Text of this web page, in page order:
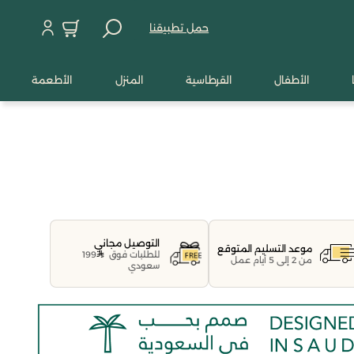
حمل تطبيقنا
الأطفال القرطاسية المنزل الأطعمة
موعد التسليم المتوقع
من 2 إلى 5 أيام عمل
التوصيل مجاني
للطلبات فوق
199
سعودي